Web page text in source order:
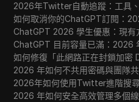
2026年Twitter自動追蹤：工具
如何取消你的ChatGPT訂閱：
ChatGPT 2026 學生優惠：現有
ChatGPT 目前容量已滿：2026
如何修復「此網路正在封鎖加密
2026 年如何不共用密碼與團隊
2026年如何使用Twitter進階搜
2026 年如何安全高效管理多個